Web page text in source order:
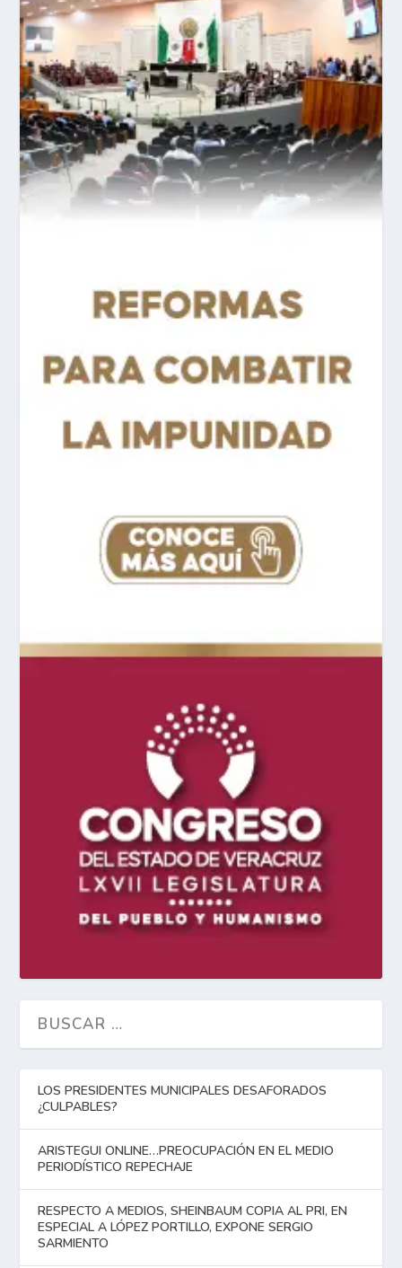
LOS PRESIDENTES MUNICIPALES DESAFORADOS
¿CULPABLES?
ARISTEGUI ONLINE…PREOCUPACIÓN EN EL MEDIO
PERIODÍSTICO REPECHAJE
RESPECTO A MEDIOS, SHEINBAUM COPIA AL PRI, EN
ESPECIAL A LÓPEZ PORTILLO, EXPONE SERGIO
SARMIENTO